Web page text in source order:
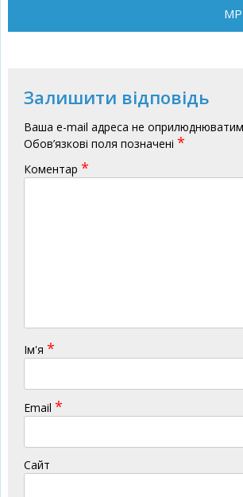
Залишити відповідь
Ваша e-mail адреса не
Обов’язкові поля позначені *
Коментар *
Ім'я *
Email *
Сайт